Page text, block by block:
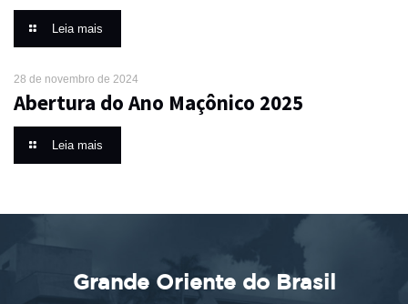
Leia mais
28 de novembro de 2024
Abertura do Ano Maçônico 2025
Leia mais
Grande Oriente do Brasil